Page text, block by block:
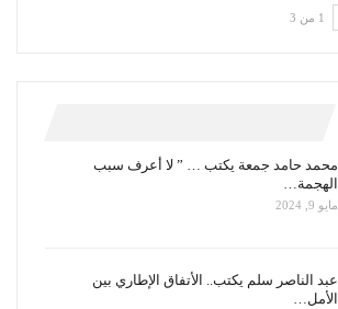
1 من 3
محمد حامد جمعة يكتب … ” لا أعرف سبب
الهجمة…
مايو 9, 2024
عبد الناصر سلم يكتب.. الأتفاق الإطاري بين
الأمل…